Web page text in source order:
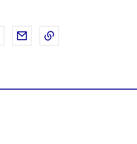
sur X
Partager sur LinkedIn
Partager par email